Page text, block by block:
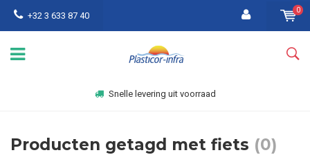
+32 3 633 87 40
0
Snelle levering uit voorraad
Producten getagd met fiets (0)